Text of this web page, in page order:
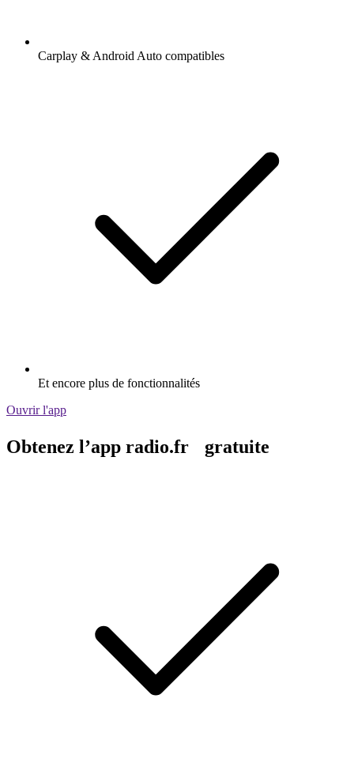
Carplay & Android Auto compatibles
Et encore plus de fonctionnalités
Ouvrir l'app
Obtenez l’app radio.fr gratuite